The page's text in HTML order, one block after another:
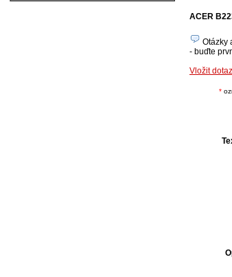
ACER
Otázky
- buďte
Vložit
*